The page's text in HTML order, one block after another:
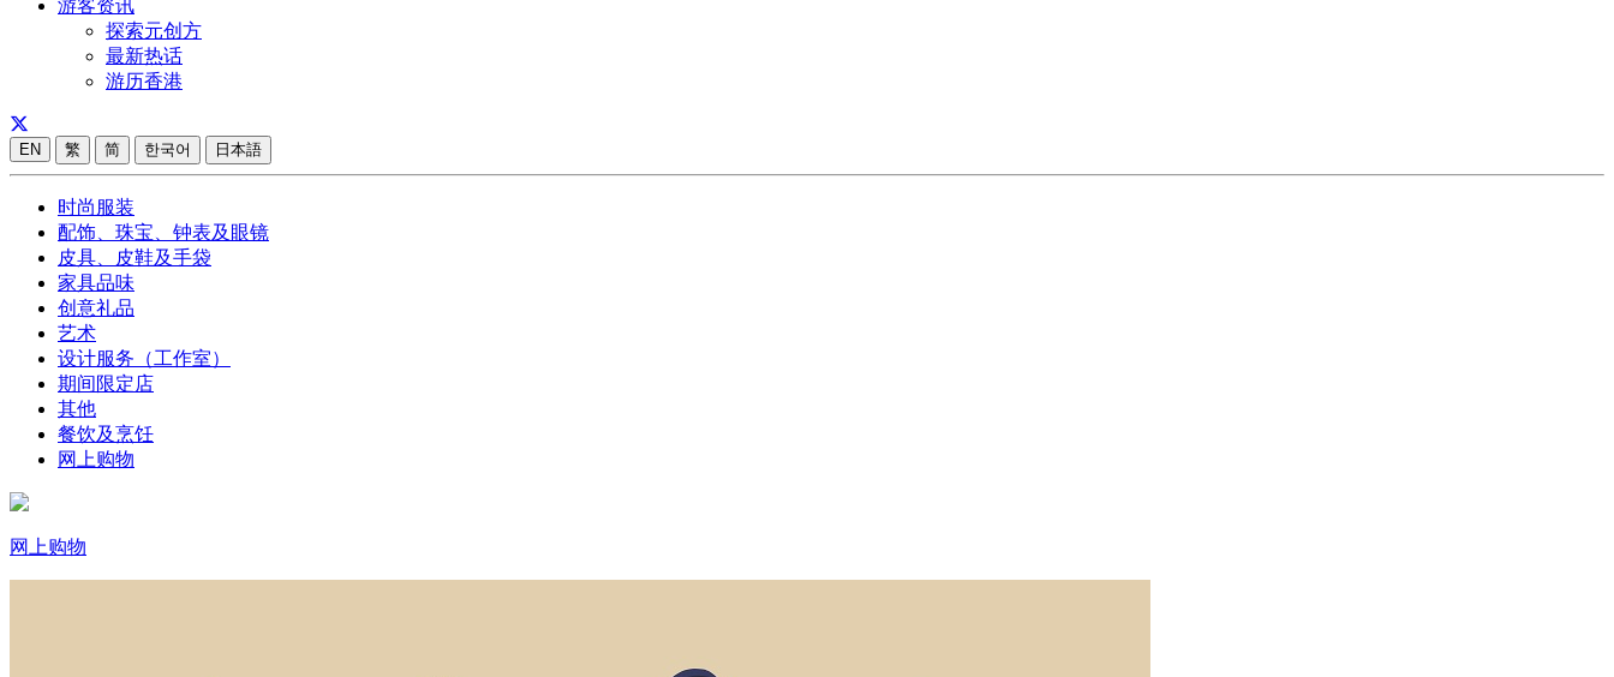
游客资讯
探索元创方
最新热话
游历香港
EN 繁 简 한국어 日本語
时尚服装
配饰、珠宝、钟表及眼镜
皮具、皮鞋及手袋
家具品味
创意礼品
艺术
设计服务（工作室）
期间限定店
其他
餐饮及烹饪
网上购物
网上购物